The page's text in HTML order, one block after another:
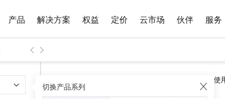
产品 解决方案 权益 定价 云市场 伙伴 服务
切换产品系列
使
精选产品
大模型服务平台百炼 域名与网
精选解决方案
千问办公，解锁你的工作新方式 睿译宝
普惠上云
普惠上云 官方力荐
AI 特
智启 AI
产品定价
了解云产品的定价详情
价格
自助选
精选商城
网站建设
数据
数据集
成为销售伙伴
分销伙伴
成为
产品生
售前咨询
在线服务
企业
企业支
为什么选择阿里云
什么是云计算
最佳
云上春晚